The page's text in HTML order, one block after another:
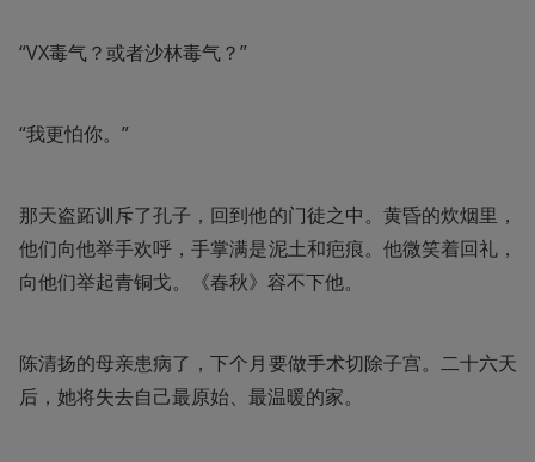
“VX毒气？或者沙林毒气？”
“我更怕你。”
那天盗跖训斥了孔子，回到他的门徒之中。黄昏的炊烟里，
他们向他举手欢呼，手掌满是泥土和疤痕。他微笑着回礼，
向他们举起青铜戈。《春秋》容不下他。
陈清扬的母亲患病了，下个月要做手术切除子宫。二十六天
后，她将失去自己最原始、最温暖的家。